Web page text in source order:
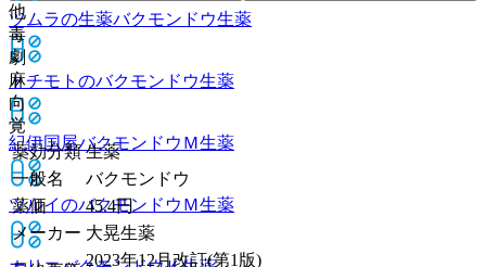
ツムラの生薬バクモンドウ生薬
トチモトのバクモンドウ生薬
紀伊国屋バクモンドウＭ生薬
ツルイのバクモンドウＭ生薬
他
毒
劇
麻
向
覚
薬効分類 生薬
一般名
バクモンドウ
薬価
45.4円
メーカー 大晃生薬
2023年12月改訂(第1版)